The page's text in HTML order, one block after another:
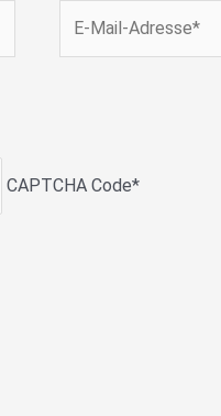
Mail-
CAPTCHA Code*